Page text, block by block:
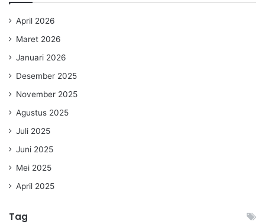
April 2026
Maret 2026
Januari 2026
Desember 2025
November 2025
Agustus 2025
Juli 2025
Juni 2025
Mei 2025
April 2025
Tag